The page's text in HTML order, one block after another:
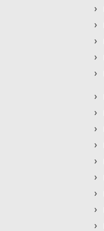
›
›
›
›
›
›
›
›
›
›
›
›
›
›